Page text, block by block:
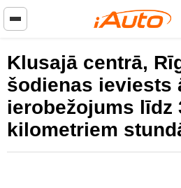
Klusajā centrā,
šodienas ieviests
ierobežojums līdz
kilometriem